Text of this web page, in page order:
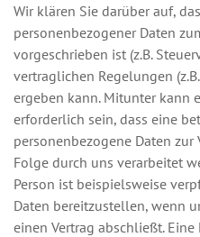
Wir klären Sie darüber auf,
personenbezogener Daten
vorgeschrieben ist (z.B.
vertraglichen Regelungen
ergeben kann. Mitunter kann
erforderlich sein, dass eine
personenbezogene Daten
Folge durch uns verarbeitet
Person ist beispielsweise
Daten bereitzustellen, wenn
einen Vertrag abschließt.